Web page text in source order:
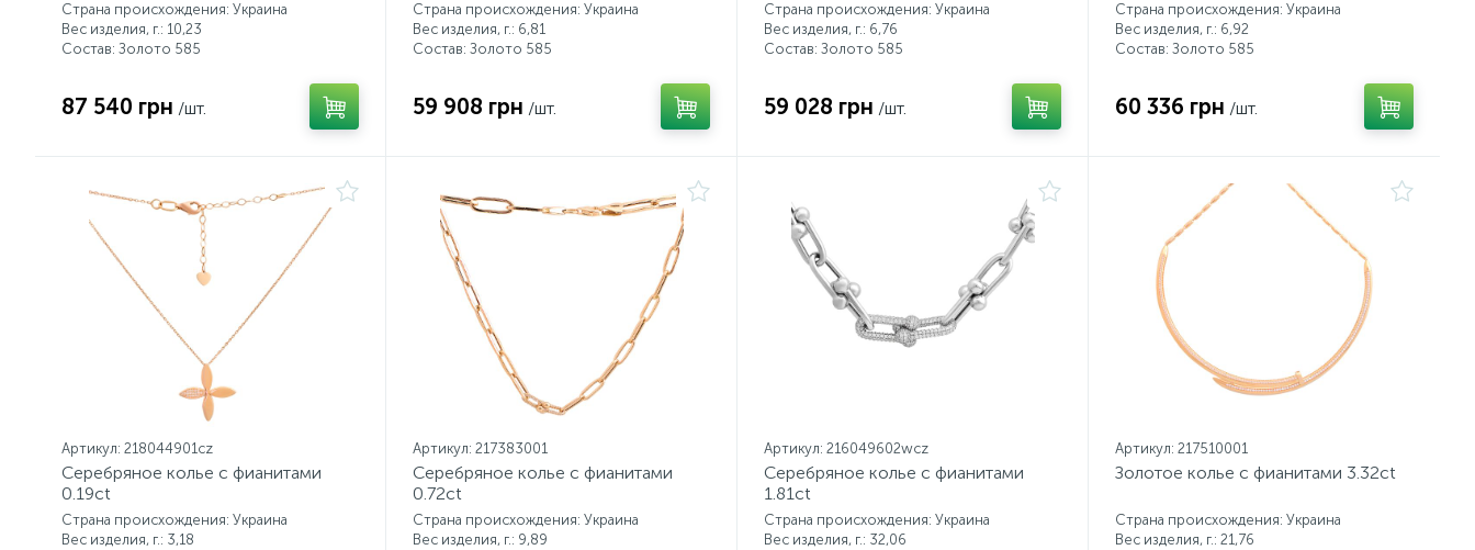
Страна происхождения: Украина
Вес изделия, г.: 10,23
Состав: Золото 585
87 540 грн /шт.
Страна происхождения: Украина
Вес изделия, г.: 6,81
Состав: Золото 585
59 908 грн /шт.
Страна происхождения: Украина
Вес изделия, г.: 6,76
Состав: Золото 585
59 028 грн /шт.
Страна происхождения: Украина
Вес изделия, г.: 6,92
Состав: Золото 585
60 336 грн /шт.
Артикул: 218044901cz
Серебряное колье с фианитами
0.19ct
Страна происхождения: Украина
Вес изделия, г.: 3,18
Артикул: 217383001
Серебряное колье с фианитами
0.72ct
Страна происхождения: Украина
Вес изделия, г.: 9,89
Артикул: 216049602wcz
Серебряное колье с фианитами
1.81ct
Страна происхождения: Украина
Вес изделия, г.: 32,06
Артикул: 217510001
Золотое колье с фианитами 3.32ct
Страна происхождения: Украина
Вес изделия, г.: 21,76